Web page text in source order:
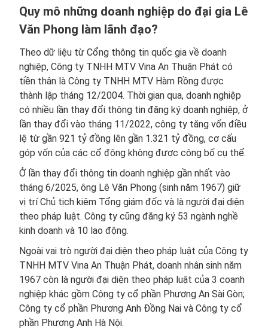
Quy mô những doanh nghiệp do đại gia Lê
Văn Phong làm lãnh đạo?
Theo dữ liệu từ Cổng thông tin quốc gia về doanh
nghiệp, Công ty TNHH MTV Vina An Thuận Phát có
tiền thân là Công ty TNHH MTV Hàm Rồng được
thành lập tháng 12/2004. Thời gian qua, doanh nghiệp
có nhiều lần thay đổi thông tin đăng ký doanh nghiệp, ở
lần thay đổi vào tháng 11/2022, công ty tăng vốn điều
lệ từ gần 921 tỷ đồng lên gần 1.321 tỷ đồng, cơ cấu
góp vốn của các cổ đông không được công bố cụ thể.
Ở lần thay đổi thông tin doanh nghiệp gần nhất vào
tháng 6/2025, ông Lê Văn Phong (sinh năm 1967) giữ
vị trí Chủ tịch kiêm Tổng giám đốc và là người đại diện
theo pháp luật. Công ty cũng đăng ký 53 ngành nghề
kinh doanh và 10 lao động.
Ngoài vai trò người đại diện theo pháp luật của Công ty
TNHH MTV Vina An Thuận Phát, doanh nhân sinh năm
1967 còn là người đại diện theo pháp luật của 3 coanh
nghiệp khác gồm Công ty cổ phần Phương An Sài Gòn;
Công ty cổ phần Phương Anh Đồng Nai và Công ty cổ
phần Phương Anh Hà Nội.